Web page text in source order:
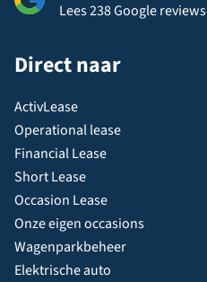
Lees 238 Google reviews
Direct naar
ActivLease
Operational lease
Financial Lease
Short Lease
Occasion Lease
Onze eigen occasions
Wagenparkbeheer
Elektrische auto